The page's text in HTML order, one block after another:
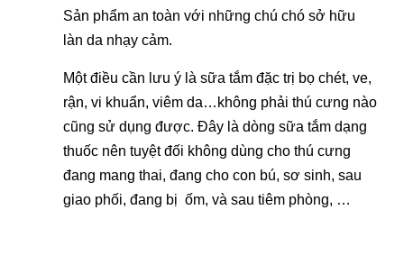
Sản phẩm an toàn với những chú chó sở hữu
làn da nhạy cảm.
Một điều cần lưu ý là sữa tắm đặc trị bọ chét, ve,
rận, vi khuẩn, viêm da…không phải thú cưng nào
cũng sử dụng được. Đây là dòng sữa tắm dạng
thuốc nên tuyệt đối không dùng cho thú cưng
đang mang thai, đang cho con bú, sơ sinh, sau
giao phối, đang bị ốm, và sau tiêm phòng, …